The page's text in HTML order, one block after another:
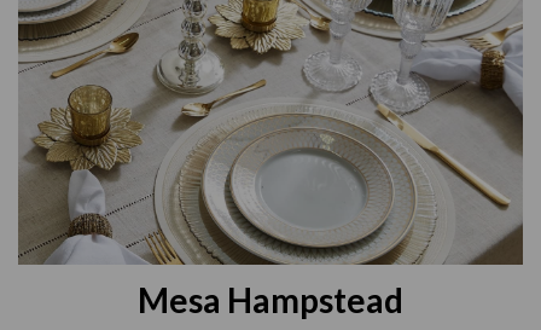
Mesa Hampstead